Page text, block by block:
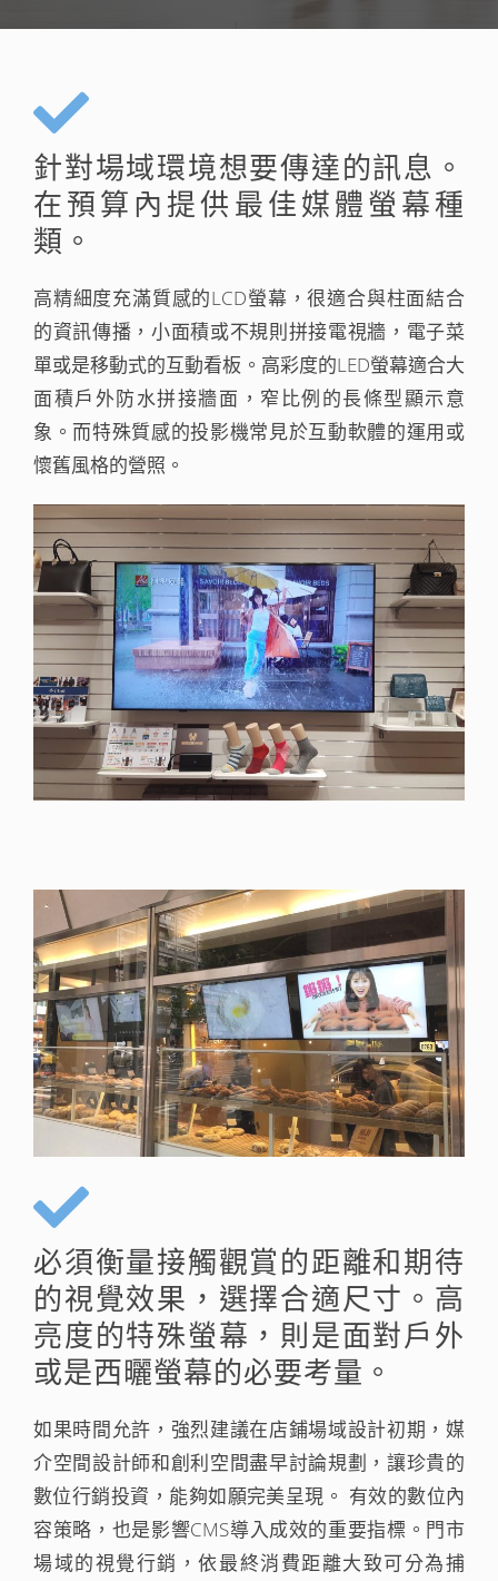
針對場域環境想要傳達的訊息。
在預算內提供最佳媒體螢幕種
類。
高精細度充滿質感的LCD螢幕，很適合與柱面結合
的資訊傳播，小面積或不規則拼接電視牆，電子菜
單或是移動式的互動看板。高彩度的LED螢幕適合大
面積戶外防水拼接牆面，窄比例的長條型顯示意
象。而特殊質感的投影機常見於互動軟體的運用或
懷舊風格的營照。
必須衡量接觸觀賞的距離和期待
的視覺效果，選擇合適尺寸。高
亮度的特殊螢幕，則是面對戶外
或是西曬螢幕的必要考量。
如果時間允許，強烈建議在店鋪場域設計初期，媒
介空間設計師和創利空間盡早討論規劃，讓珍貴的
數位行銷投資，能夠如願完美呈現。 有效的數位內
容策略，也是影響CMS導入成效的重要指標。門市
場域的視覺行銷，依最終消費距離大致可分為捕